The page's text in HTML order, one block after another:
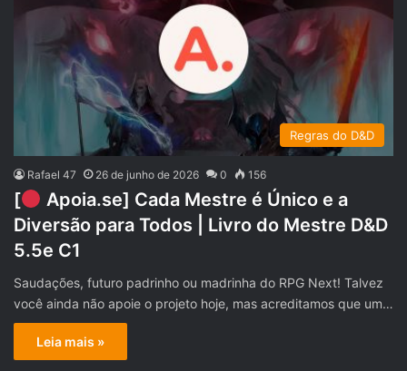
Regras do D&D
Rafael 47 26 de junho de 2026 0 156
[
Apoia.se] Cada Mestre é Único e a
Diversão para Todos | Livro do Mestre D&D
5.5e C1
Saudações, futuro padrinho ou madrinha do RPG Next! Talvez
você ainda não apoie o projeto hoje, mas acreditamos que um…
Leia mais »